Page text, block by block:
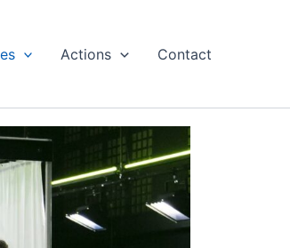
Actions Contact